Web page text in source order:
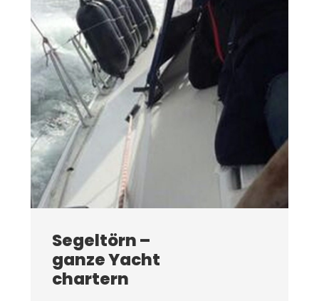
Segeltörn –
ganze Yacht
chartern